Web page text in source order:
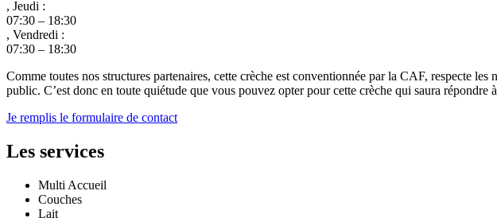
, Jeudi :
07:30 – 18:30
, Vendredi :
07:30 – 18:30
Comme toutes nos structures partenaires, cette crèche est conventionnée par la CAF, respecte
public. C’est donc en toute quiétude que vous pouvez opter pour cette crèche qui saura
Je remplis le formulaire de contact
Les services
Multi Accueil
Couches
Lait